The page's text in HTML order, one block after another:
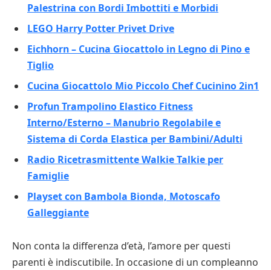
Palestrina con Bordi Imbottiti e Morbidi
LEGO Harry Potter Privet Drive
Eichhorn – Cucina Giocattolo in Legno di Pino e
Tiglio
Cucina Giocattolo Mio Piccolo Chef Cucinino 2in1
Profun Trampolino Elastico Fitness
Interno/Esterno – Manubrio Regolabile e
Sistema di Corda Elastica per Bambini/Adulti
Radio Ricetrasmittente Walkie Talkie per
Famiglie
Playset con Bambola Bionda, Motoscafo
Galleggiante
Non conta la differenza d’età, l’amore per questi
parenti è indiscutibile. In occasione di un compleanno